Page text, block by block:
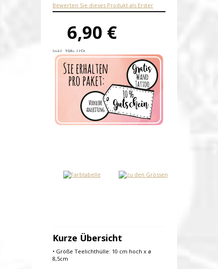
Bewerten Sie dieses Produkt als Erster
6,90 €
Inkl. 19% USt.
Versandkosten
Produktnummer:te129-C
Verfügbarkeit:Auf Lager
Lieferzeit: 1-2 Werktage
Kurze Übersicht
• Größe Teelichthülle: 10 cm hoch x ø
8,5cm